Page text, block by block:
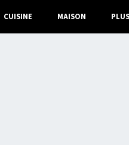
CUISINE MAISON PLUS